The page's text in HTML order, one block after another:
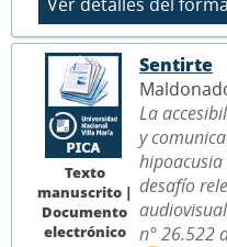
Texto
manuscrito |
Documento
electrónico
Sentirte
La
y
desafío
n° 26.522